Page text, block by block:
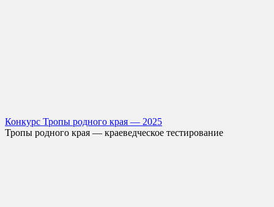
Конкурс Тропы родного края — 2025
Тропы родного края — краеведческое тестирование